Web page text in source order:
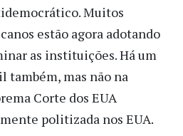
Muitos
estão agora adotando
as instituições. Há um
também, mas não na
Corte dos EUA
politizada nos EUA.